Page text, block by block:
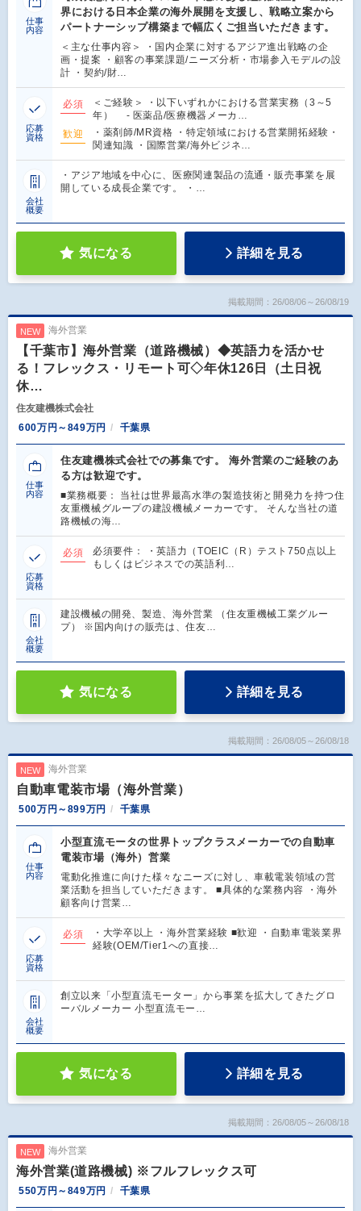
仕事
内容
界における日本企業の海外展開を支援し、戦略立案から
パートナーシップ構築まで幅広くご担当いただきます。
＜主な仕事内容＞ ・国内企業に対するアジア進出戦略の企
画・提案 ・顧客の事業課題/ニーズ分析・市場参入モデルの設
計 ・契約/財…
応募
資格
必須
＜ご経験＞ ・以下いずれかにおける営業実務（3～5
年） - 医薬品/医療機器メーカ…
歓迎
・薬剤師/MR資格 ・特定領域における営業開拓経験・
関連知識 ・国際営業/海外ビジネ…
会社
概要
・アジア地域を中心に、医療関連製品の流通・販売事業を展
開している成長企業です。 ・…
気になる 詳細を見る
掲載期間：26/08/06～26/08/19
NEW 海外営業
【千葉市】海外営業（道路機械）◆英語力を活かせ
る！フレックス・リモート可◇年休126日（土日祝
休…
住友建機株式会社
600万円～849万円
千葉県
仕事
内容
住友建機株式会社での募集です。 海外営業のご経験のあ
る方は歓迎です。
■業務概要： 当社は世界最高水準の製造技術と開発力を持つ住
友重機械グループの建設機械メーカーです。 そんな当社の道
路機械の海…
応募
資格
必須
必須要件： ・英語力（TOEIC（R）テスト750点以上
もしくはビジネスでの英語利…
会社
概要
建設機械の開発、製造、海外営業 （住友重機械工業グルー
プ） ※国内向けの販売は、住友…
気になる 詳細を見る
掲載期間：26/08/05～26/08/18
NEW 海外営業
自動車電装市場（海外営業）
500万円～899万円 千葉県
仕事
内容
小型直流モータの世界トップクラスメーカーでの自動車
電装市場（海外）営業
電動化推進に向けた様々なニーズに対し、車載電装領域の営
業活動を担当していただきます。 ■具体的な業務内容 ・海外
顧客向け営業…
応募
資格
必須
・大学卒以上 ・海外営業経験 ■歓迎 ・自動車電装業界
経験(OEM/Tier1への直接…
会社
概要
創立以来「小型直流モーター」から事業を拡大してきたグロ
ーバルメーカー 小型直流モー…
気になる 詳細を見る
掲載期間：26/08/05～26/08/18
NEW 海外営業
海外営業(道路機械) ※フルフレックス可
550万円～849万円 千葉県